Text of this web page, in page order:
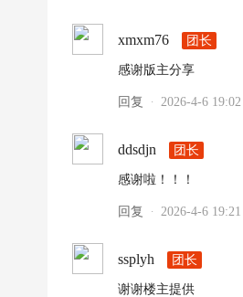
xmxm76 团长
感谢版主分享
回复 · 2026-4-6 19:02
ddsdjn 团长
感谢啦！！！
回复 · 2026-4-6 19:21
ssplyh 团长
谢谢楼主提供